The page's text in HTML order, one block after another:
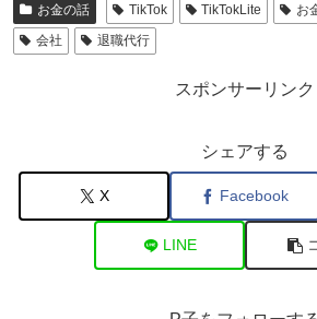
お金の話 TikTok TikTokLite お
会社
退職代行
スポンサーリンク
シェアする
X Facebook
LINE